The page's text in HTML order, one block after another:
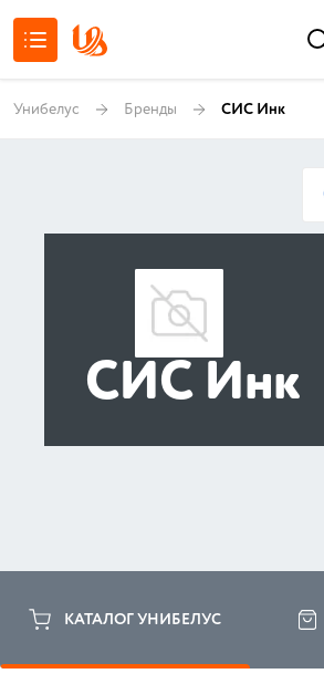
Унибелус Бренды СИС Инк
СИС Инк
КАТАЛОГ УНИБЕЛУС